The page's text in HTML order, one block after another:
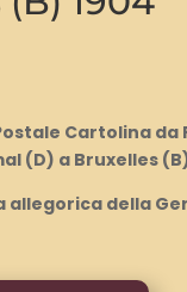
Cartolina da
(D) a Bruxelles
della